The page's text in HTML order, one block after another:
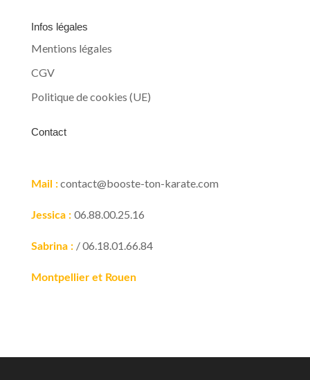
Infos légales
Mentions légales
CGV
Politique de cookies (UE)
Contact
Mail :contact@booste-ton-karate.com
Jessica : 06.88.00.25.16
Sabrina : / 06.18.01.66.84
Montpellier et Rouen